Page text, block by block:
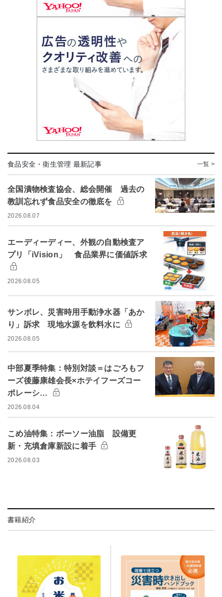
食品安全・衛生管理 最新記事 一覧 >
全国漬物検査協会、総会開催 過去の
教訓忘れず食品安全の徹底を
2026.08.07
エーディーディー、外観の自動検査ア
プリ「iVision」 食品業界に価値訴求
2026.08.05
サンボレ、災害時用手動浄水器「あか
り」訴求 現地水源を飲料水に
2026.08.05
中部夏季特集：特別対談＝はごろもフ
ーズ後藤康雄会長×ホテイフーズコー
ポレーシ…
2026.08.04
こめ油特集：ボーソー油脂 設備更
新・充填倉庫新設に着手
2026.08.03
書籍紹介